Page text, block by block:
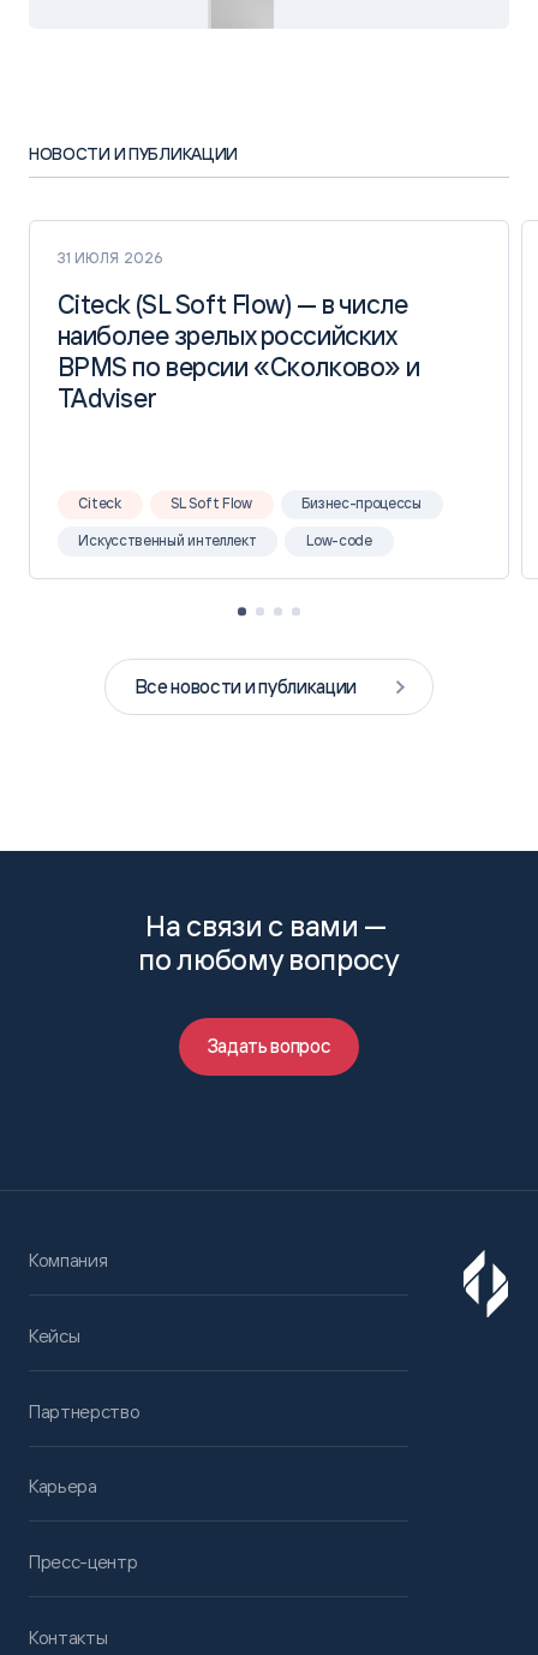
НОВОСТИ И ПУБЛИКАЦИИ
31 ИЮЛЯ 2026
Citeck (SL Soft Flow) — в числе
наиболее зрелых российских
BPMS по версии «Сколково» и
TAdviser
Citeck (SL Soft Flow) — в числе
наиболее зрелых российских
BPMS по версии «Сколково» и
TAdviser
Citeck SL Soft Flow Бизнес-процессы
Искусственный интеллект Low-code
Все новости и публикации
На связи с вами —
по любому вопросу
Задать вопрос
Компания
Кейсы
Партнерство
Карьера
Пресс-центр
Контакты